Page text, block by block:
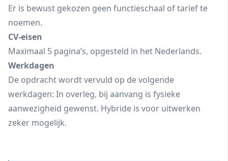
Er is bewust gekozen geen functieschaal of tarief te
noemen.
CV-eisen
Maximaal 5 pagina’s, opgesteld in het Nederlands.
Werkdagen
De opdracht wordt vervuld op de volgende
werkdagen: In overleg, bij aanvang is fysieke
aanwezigheid gewenst. Hybride is voor uitwerken
zeker mogelijk.